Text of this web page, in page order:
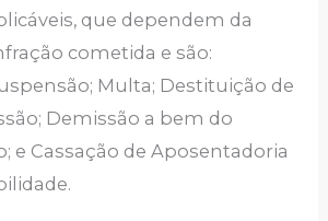
que dependem da
cometida e são:
Multa; Destituição de
Demissão a bem do
e Cassação de Aposentadoria